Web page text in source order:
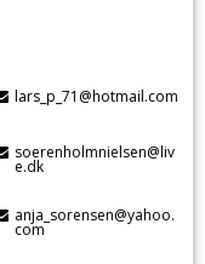
lars_p_71@hotmail.com
soerenholmnielsen@liv
e.dk
anja_sorensen@yahoo.
com